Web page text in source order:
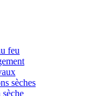
feu
sèches